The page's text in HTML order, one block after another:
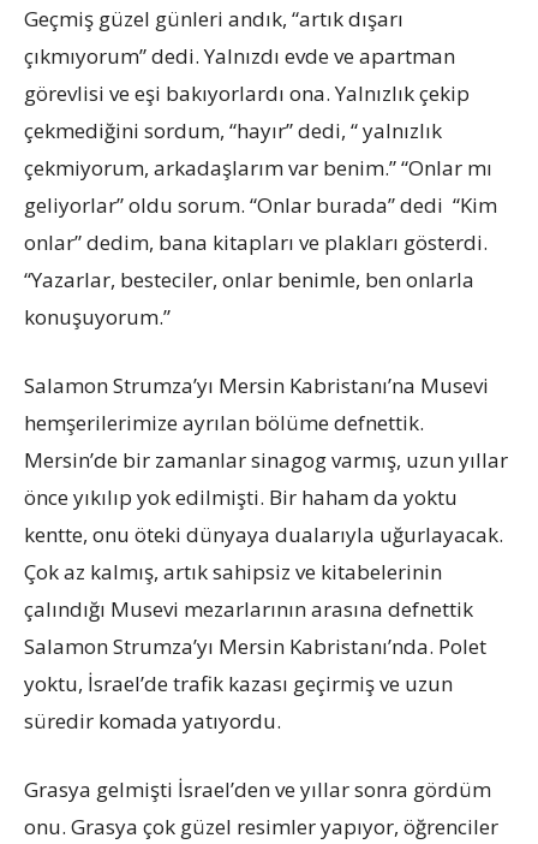
Geçmiş güzel günleri andık, “artık dışarı
çıkmıyorum” dedi. Yalnızdı evde ve apartman
görevlisi ve eşi bakıyorlardı ona. Yalnızlık çekip
çekmediğini sordum, “hayır” dedi, “ yalnızlık
çekmiyorum, arkadaşlarım var benim.” “Onlar mı
geliyorlar” oldu sorum. “Onlar burada” dedi “Kim
onlar” dedim, bana kitapları ve plakları gösterdi.
“Yazarlar, besteciler, onlar benimle, ben onlarla
konuşuyorum.”
Salamon Strumza’yı Mersin Kabristanı’na Musevi
hemşerilerimize ayrılan bölüme defnettik.
Mersin’de bir zamanlar sinagog varmış, uzun yıllar
önce yıkılıp yok edilmişti. Bir haham da yoktu
kentte, onu öteki dünyaya dualarıyla uğurlayacak.
Çok az kalmış, artık sahipsiz ve kitabelerinin
çalındığı Musevi mezarlarının arasına defnettik
Salamon Strumza’yı Mersin Kabristanı’nda. Polet
yoktu, İsrael’de trafik kazası geçirmiş ve uzun
süredir komada yatıyordu.
Grasya gelmişti İsrael’den ve yıllar sonra gördüm
onu. Grasya çok güzel resimler yapıyor, öğrenciler